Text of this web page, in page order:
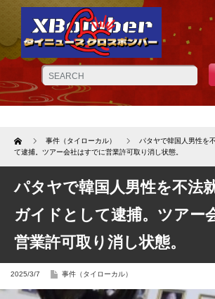
Home 事件（タイローカル）
パタヤで韓国人男性を
て逮捕。ツアー会社はすでに営業許可取り消し状態。
パタヤで韓国人男性を不法
ガイドとして逮捕。ツアー
営業許可取り消し状態。
2025/3/7 事件（タイローカル）